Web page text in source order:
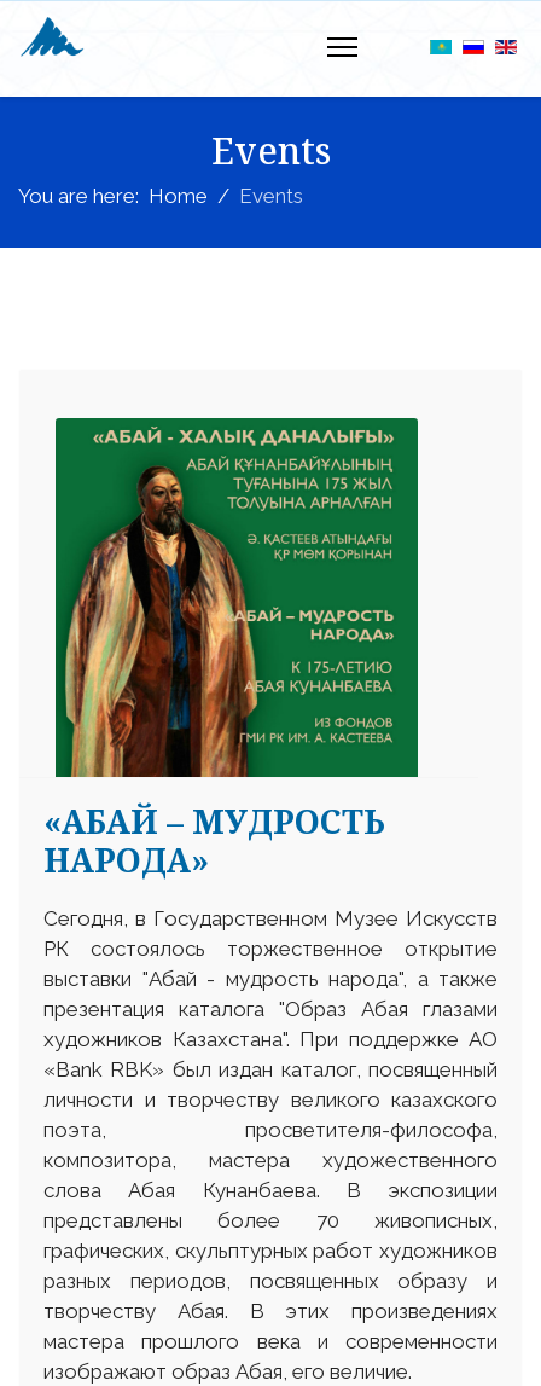
Events
You are here: Home Events
«АБАЙ – МУДРОСТЬ
НАРОДА»
Сегодня, в Государственном Музее Искусств
РК состоялось торжественное открытие
выставки "Абай - мудрость народа", а также
презентация каталога "Образ Абая глазами
художников Казахстана". При поддержке АО
«Bank RBK» был издан каталог, посвященный
личности и творчеству великого казахского
поэта, просветителя-философа,
композитора, мастера художественного
слова Абая Кунанбаева. В экспозиции
представлены более 70 живописных,
графических, скульптурных работ художников
разных периодов, посвященных образу и
творчеству Абая. В этих произведениях
мастера прошлого века и современности
изображают образ Абая, его величие.